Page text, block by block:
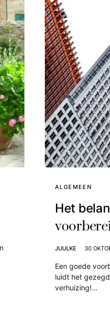
ALGEMEEN
Het
JUULKE 30
Een goede
luidt het
verhuizing!…